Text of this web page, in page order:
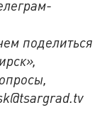
поделиться